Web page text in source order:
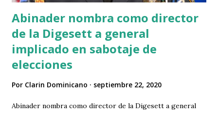
Abinader nombra como director
de la Digesett a general
implicado en sabotaje de
elecciones
Por Clarin Dominicano septiembre 22, 2020
Abinader nombra como director de la Digesett a general